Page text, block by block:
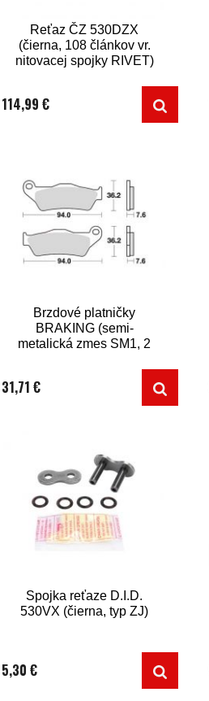
Reťaz ČZ 530DZX
(čierna, 108 článkov vr.
nitovacej spojky RIVET)
114,99 €
Brzdové platničky
BRAKING (semi-
metalická zmes SM1, 2
31,71 €
Spojka reťaze D.I.D.
530VX (čierna, typ ZJ)
5,30 €